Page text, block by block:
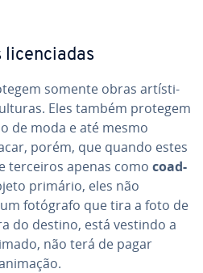
li­cen­ci­a­das
somente obras ar­tís­ti­
Eles também protegem
de moda e até mesmo
porém, que quando estes
terceiros apenas como co­ad­
primário, eles não
fotógrafo que tira a foto de
do destino, está vestindo a
não terá de pagar